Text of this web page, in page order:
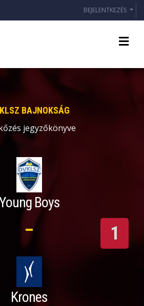
BEJELENTKEZÉS
BAJNOKSÁG
jegyzőkönyve
Boys
1
Krones